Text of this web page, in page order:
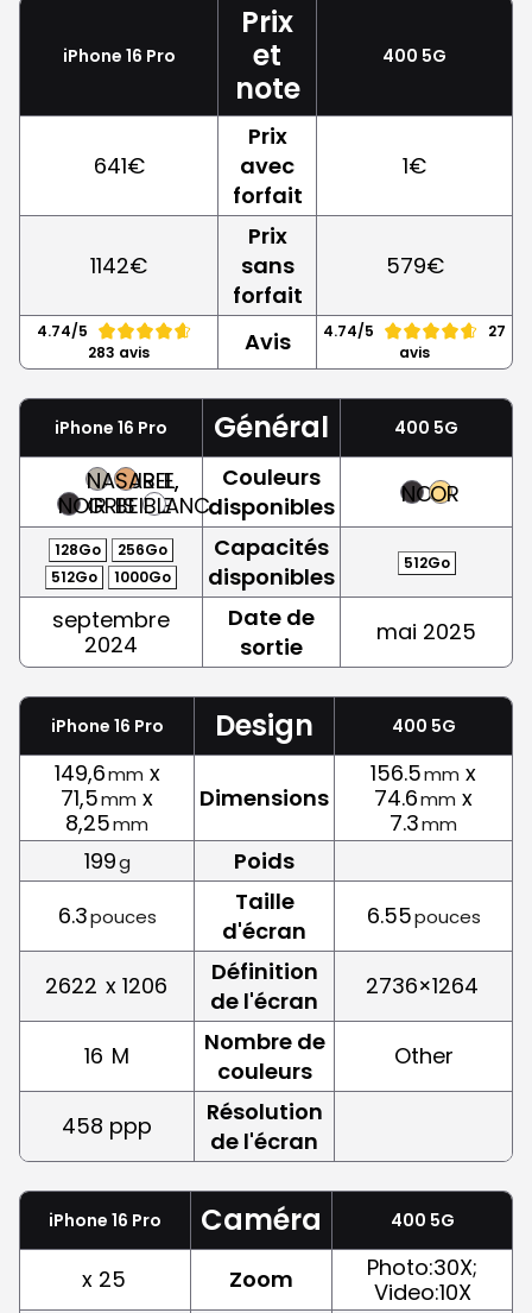
iPhone 16 Pro
Prix
et
note
400 5G
641€
Prix
avec
forfait
1€
1142€
Prix
sans
forfait
579€
4.74/5
283 avis
Avis 4.74/5
27
avis
iPhone 16 Pro Général 400 5G
NOIR
NATUREL,
GRIS
SABLE,
BEIGEBLANC
Couleurs
disponibles
NOIR
OR
128Go
256Go
512Go
1000Go
Capacités
disponibles
512Go
septembre
2024
Date de
sortie
mai 2025
iPhone 16 Pro Design 400 5G
149,6mm x
71,5mm x
8,25mm
Dimensions
156.5mm x
74.6mm x
7.3mm
199g
Poids
6.3pouces
Taille
d'écran
6.55pouces
2622 x 1206
Définition
de l'écran
2736×1264
16 M
Nombre de
couleurs
Other
458 ppp
Résolution
de l'écran
iPhone 16 Pro Caméra 400 5G
x 25 Zoom
Photo:30X;
Video:10X